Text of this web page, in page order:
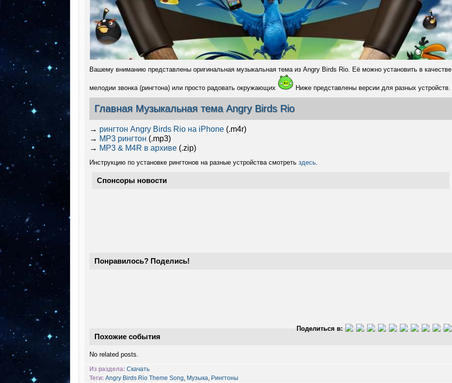
Вашему вниманию представлены оригинальная музыкальная тема из Angry Birds Rio. Её можно установить в качестве
мелодии звонка (рингтона) или просто радовать окружающих Ниже представлены версии для разных устройств.
Главная Музыкальная тема Angry Birds Rio
→ рингтон Angry Birds Rio на iPhone(.m4r)
→ MP3 рингтон (.mp3)
→ MP3 & M4R в архиве(.zip)
Инструкцию по установке рингтонов на разные устройства смотреть здесь.
Спонсоры новости
Понравилось? Поделись!
Поделиться в:
Похожие события
No related posts.
Из раздела: Скачать
Теги: Angry Birds Rio Theme Song, Музыка, Рингтоны